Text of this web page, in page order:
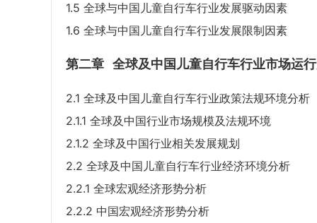
1.5 全球与中国儿童自行车行业发展驱动因素
1.6 全球与中国儿童自行车行业发展限制因素
第二章 全球及中国儿童自行车行业市场运
2.1 全球及中国儿童自行车行业政策法规环境分析
2.1.1 全球及中国行业市场规模及法规环境
2.1.2 全球及中国行业相关发展规划
2.2 全球及中国儿童自行车行业经济环境分析
2.2.1 全球宏观经济形势分析
2.2.2 中国宏观经济形势分析